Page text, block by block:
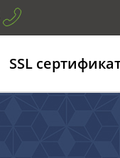
SSL